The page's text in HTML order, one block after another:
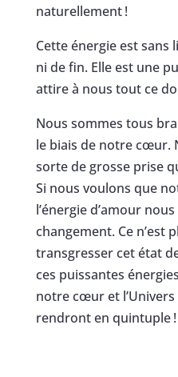
naturellement !
Cette énergie est sans
ni de fin. Elle est une
attire à nous tout ce
Nous sommes tous
le biais de notre cœur.
sorte de grosse prise
Si nous voulons que
l’énergie d’amour
changement. Ce n’est
transgresser cet état
ces puissantes
notre cœur et
rendront en quintuple !